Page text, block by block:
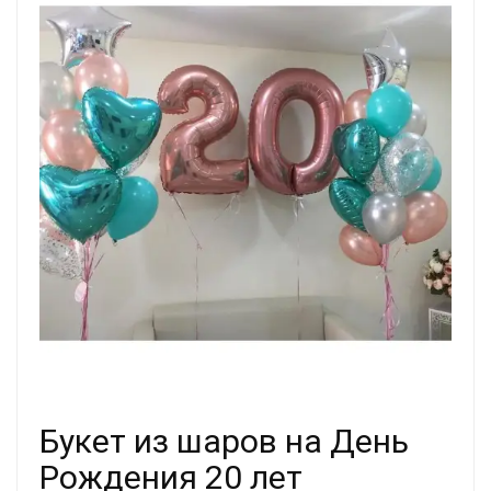
Букет из шаров на День
Рождения 20 лет